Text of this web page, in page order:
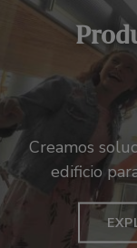
Creamos
edificio